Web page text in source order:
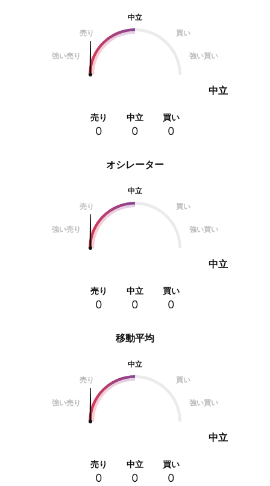
オシレーター
中立
売り
買い
強い売り 強い買い
中立
売り
0
中立
0
買い
0
中立
売り
買い
強い売り 強い買い
中立
売り
0
中立
0
買い
0
移動平均
中立
売り
買い
強い売り 強い買い
中立
売り
0
中立
0
買い
0